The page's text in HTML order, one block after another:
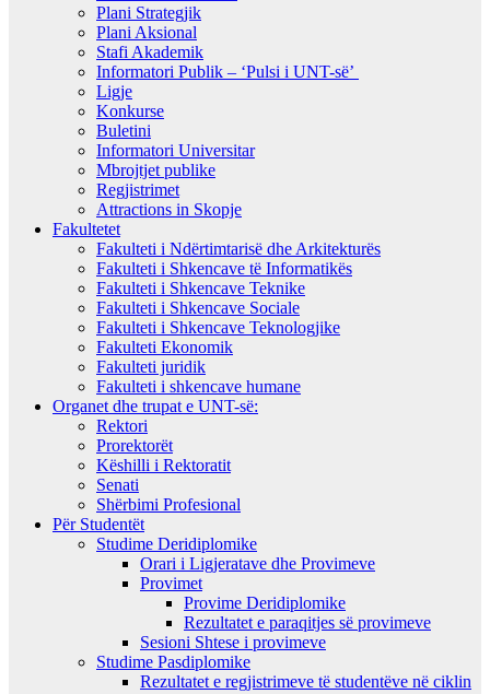
Plani Strategjik
Plani Aksional
Stafi Akademik
Informatori Publik – ‘Pulsi i UNT-së’
Ligje
Konkurse
Buletini
Informatori Universitar
Mbrojtjet publike
Regjistrimet
Attractions in Skopje
Fakultetet
Fakulteti i Ndërtimtarisë dhe Arkitekturës
Fakulteti i Shkencave të Informatikës
Fakulteti i Shkencave Teknike
Fakulteti i Shkencave Sociale
Fakulteti i Shkencave Teknologjike
Fakulteti Ekonomik
Fakulteti juridik
Fakulteti i shkencave humane
Organet dhe trupat e UNT-së:
Rektori
Prorektorët
Këshilli i Rektoratit
Senati
Shërbimi Profesional
Për Studentët
Studime Deridiplomike
Orari i Ligjeratave dhe Provimeve
Provimet
Provime Deridiplomike
Rezultatet e paraqitjes së provimeve
Sesioni Shtese i provimeve
Studime Pasdiplomike
Rezultatet e regjistrimeve të studentëve në ciklin